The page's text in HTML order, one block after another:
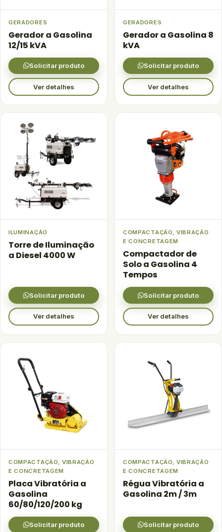
GERADORES
Gerador a Gasolina
12/15 kVA
Solicitar produto
Ver detalhes
GERADORES
Gerador a Gasolina 8
kVA
Solicitar produto
Ver detalhes
ILUMINAÇÃO
Torre de Iluminação
a Diesel 4000 W
Solicitar produto
Ver detalhes
COMPACTAÇÃO, VIBRAÇÃO
E CONCRETAGEM
Compactador de
Solo a Gasolina 4
Tempos
Solicitar produto
Ver detalhes
COMPACTAÇÃO, VIBRAÇÃO
E CONCRETAGEM
Placa Vibratória a
Gasolina
60/80/120/200 kg
Solicitar produto
COMPACTAÇÃO, VIBRAÇÃO
E CONCRETAGEM
Régua Vibratória a
Gasolina 2m / 3m
Solicitar produto